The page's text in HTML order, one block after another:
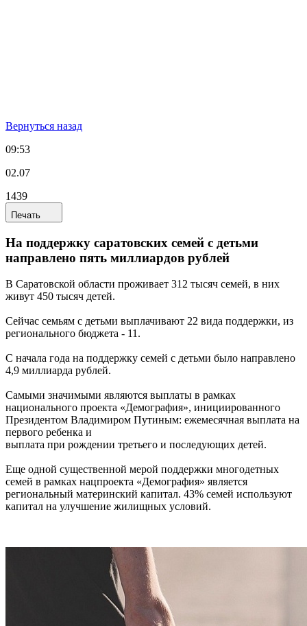
Вернуться назад
09:53
02.07
1439
Печать
На поддержку саратовских семей с детьми
направлено пять миллиардов рублей
В Саратовской области проживает 312 тысяч семей, в них
живут 450 тысяч детей.
Сейчас семьям с детьми выплачивают 22 вида поддержки, из
регионального бюджета - 11.
С начала года на поддержку семей с детьми было направлено
4,9 миллиарда рублей.
Самыми значимыми являются выплаты в рамках
национального проекта «Демография», инициированного
Президентом Владимиром Путиным: ежемесячная выплата на
первого ребенка и
выплата при рождении третьего и последующих детей.
Еще одной существенной мерой поддержки многодетных
семей в рамках нацпроекта «Демография» является
региональный материнский капитал. 43% семей используют
капитал на улучшение жилищных условий.